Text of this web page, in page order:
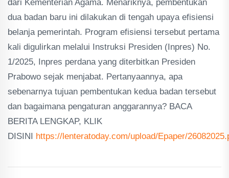
dari Kementerian Agama. Menariknya, pembentukan
dua badan baru ini dilakukan di tengah upaya efisiensi
belanja pemerintah. Program efisiensi tersebut pertama
kali digulirkan melalui Instruksi Presiden (Inpres) No.
1/2025, Inpres perdana yang diterbitkan Presiden
Prabowo sejak menjabat. Pertanyaannya, apa
sebenarnya tujuan pembentukan kedua badan tersebut
dan bagaimana pengaturan anggarannya? BACA
BERITA LENGKAP, KLIK
DISINI https://lenteratoday.com/upload/Epaper/